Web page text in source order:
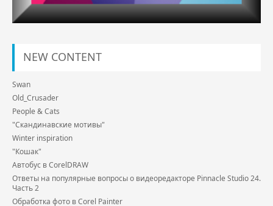
NEW CONTENT
Swan
Old_Crusader
People & Cats
"Скандинавские мотивы"
Winter inspiration
"Кошак"
Автобус в CorelDRAW
Ответы на популярные вопросы о видеоредакторе Pinnacle Studio 24.
Часть 2
Обработка фото в Corel Painter